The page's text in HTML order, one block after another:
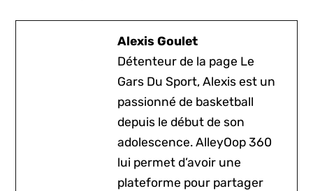
Alexis Goulet
Détenteur de la page Le
Gars Du Sport, Alexis est un
passionné de basketball
depuis le début de son
adolescence. AlleyOop 360
lui permet d’avoir une
plateforme pour partager